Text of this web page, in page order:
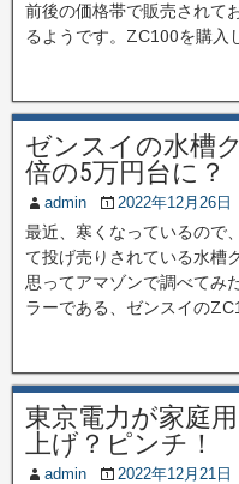
前後の価格帯で販売されて
るようです。ZC100を購入
ゼンスイの水槽
倍の5万円台に？
admin 2022年12月26日
最近、寒くなっているので
て投げ売りされている水槽
思ってアマゾンで調べてみ
ラーである、ゼンスイの
東京電力が家庭
上げ？ピンチ！
admin 2022年12月21日